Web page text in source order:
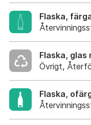
Flaska,
Flaska, glas
Övrigt,
Flaska,